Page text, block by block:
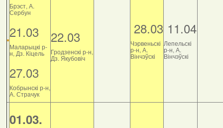
Брэст, А.
Сербун
21.03
Маларыцкі р-
н, Дз. Кіцель
27.03
Кобрынскі р-н,
А. Страчук
22.03
Гродзенскі р-н,
Дз. Якубовіч
28.03
Чэрвеньскі
р-н, А.
Вінчэўскі
11.04
Лепельскі
р-н, А.
Вінчэўскі
01.03.